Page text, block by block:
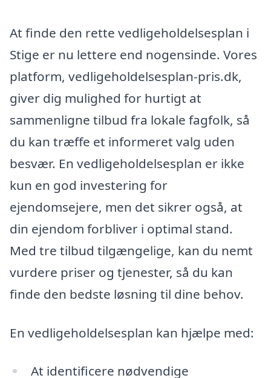
At finde den rette vedligeholdelsesplan i
Stige er nu lettere end nogensinde. Vores
platform, vedligeholdelsesplan-pris.dk,
giver dig mulighed for hurtigt at
sammenligne tilbud fra lokale fagfolk, så
du kan træffe et informeret valg uden
besvær. En vedligeholdelsesplan er ikke
kun en god investering for
ejendomsejere, men det sikrer også, at
din ejendom forbliver i optimal stand.
Med tre tilbud tilgængelige, kan du nemt
vurdere priser og tjenester, så du kan
finde den bedste løsning til dine behov.
En vedligeholdelsesplan kan hjælpe med:
At identificere nødvendige